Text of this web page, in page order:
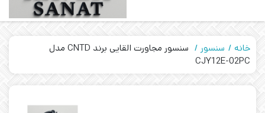
خانه سنسور
سنسور مجاورت القایی برند CNTD مدل
CJY12E-02PC